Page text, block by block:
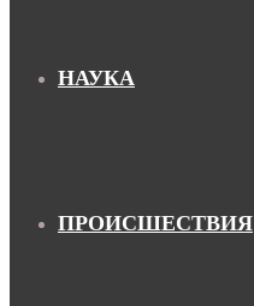
НАУКА
ПРОИСШЕСТВИЯ